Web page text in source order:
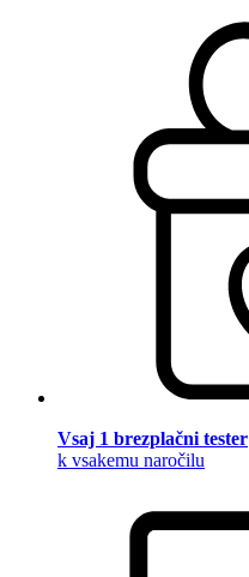
Vsaj 1 brezplačni tester
k vsakemu naročilu